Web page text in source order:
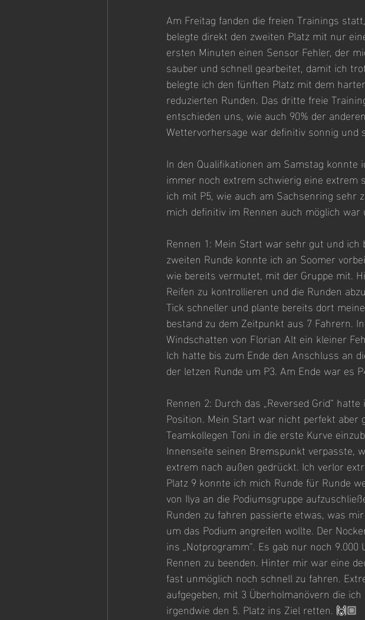
Am Freitag fanden die freien Trainings
belegte direkt den zweiten Platz mit nur
ersten Minuten einen Sensor Fehler, der
sauber und schnell gearbeitet, damit ich
belegte ich den fünften Platz mit dem
reduzierten Runden. Das dritte freie
entschieden uns, wie auch 90% der
Wettervorhersage war definitiv sonnig und
In den Qualifikationen am Samstag
immer noch extrem schwierig eine extrem
ich mit P5, wie auch am Sachsenring sehr
mich definitiv im Rennen auch möglich
Rennen 1: Mein Start war sehr gut und
zweiten Runde konnte ich an Soomer
wie bereits vermutet, mit der Gruppe mit.
Reifen zu kontrollieren und die Runden
Tick schneller und plante bereits dort
bestand zu dem Zeitpunkt aus 7 Fahrern.
Windschatten von Florian Alt ein kleiner
Ich hatte bis zum Ende den Anschluss an
der letzen Runde um P3. Am Ende war es
Rennen 2: Durch das „Reversed Grid“
Position. Mein Start war nicht perfekt
Teamkollegen Toni in die erste Kurve
Innenseite seinen Bremspunkt verpasste,
extrem nach außen gedrückt. Ich verlor
Platz 9 konnte ich mich Runde für Runde
von Ilya an die Podiumsgruppe
Runden zu fahren passierte etwas, was
um das Podium angreifen wollte. Der
ins „Notprogramm“. Es gab nur noch
Rennen zu beenden. Hinter mir war eine
fast unmöglich noch schnell zu fahren.
aufgegeben, mit 3 Überholmanövern die
irgendwie den 5. Platz ins Ziel retten. 🙌🏼